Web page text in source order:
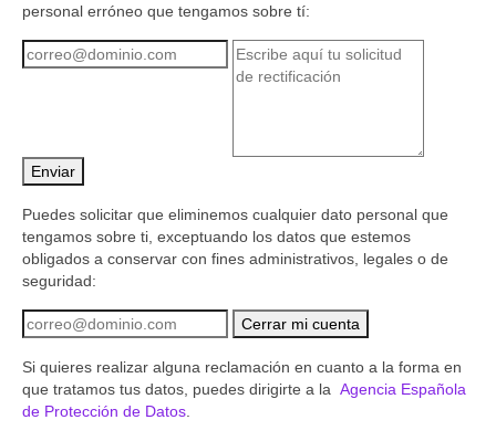
personal erróneo que tengamos sobre tí:
Puedes solicitar que eliminemos cualquier dato personal que
tengamos sobre ti, exceptuando los datos que estemos
obligados a conservar con fines administrativos, legales o de
seguridad:
Si quieres realizar alguna reclamación en cuanto a la forma en
que tratamos tus datos, puedes dirigirte a la Agencia Española
de Protección de Datos